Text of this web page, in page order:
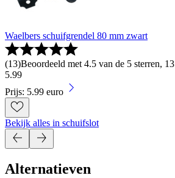
Waelbers schuifgrendel 80 mm zwart
(13)Beoordeeld met 4.5 van de 5 sterren,
5.99
Prijs: 5.99 euro
Bekijk alles in schuifslot
Alternatieven